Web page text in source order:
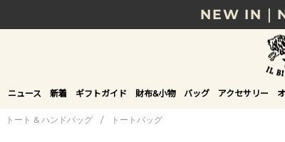
NEW IN｜
8/17(月)10時まで｜税
贈る相手やシーンから
NEW IN｜
ニュース 新着 ギフトガイド 財布&小物 バッグ アクセサリー
トート & ハンドバッグ / トートバッグ